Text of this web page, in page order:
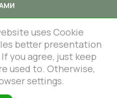
rights reserved.
Odesa, Ukraine
SLC.
by reCAPTCHA
uses Cookie
better presentation
you agree, just keep
used to. Otherwise,
settings.